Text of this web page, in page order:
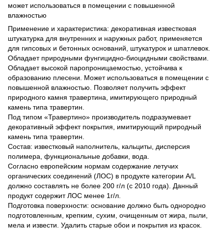
может использоваться в помещении с повышенной
влажностью
Применение и характеристика: декоративная известковая
штукатурка для внутренних и наружных работ, применяется
для гипсовых и бетонных оснований, штукатурок и шпатлевок.
Обладает природными фунгицидно-биоцидными свойствами.
Обладает высокой паропроницаемостью, устойчива к
образованию плесени. Может использоваться в помещении с
повышенной влажностью. Позволяет получить эффект
природного камня травертина, имитирующего природный
камень типа травертин.
Под типом «Травертино» производитель подразумевает
декоративный эффект покрытия, имитирующий природный
камень типа травертин.
Состав: известковый наполнитель, кальциты, дисперсия
полимера, функциональные добавки, вода.
Согласно европейским нормам содержание летучих
органических соединений (ЛОС) в продукте категории А/L
должно составлять не более 200 г/л (с 2010 года). Данный
продукт содержит ЛОС менее 1г/л.
Подготовка поверхности: основание должно быть однородно
подготовленным, крепким, сухим, очищенным от жира, пыли,
мела и извести. Удалить старые обои и покрытия из красок.